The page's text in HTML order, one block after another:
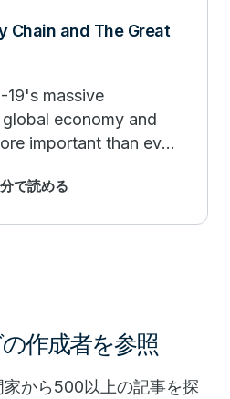
Chain and The Great
19's massive
economy and
important than ever
で読める
作成者を参照
から500以上の記事を探